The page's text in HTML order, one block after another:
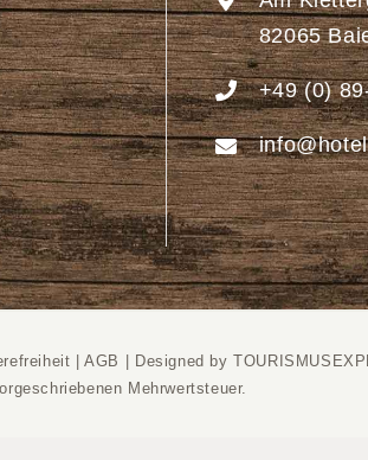
82065
+49 (0)
|AGB
Designed by
Mehrwertsteuer.